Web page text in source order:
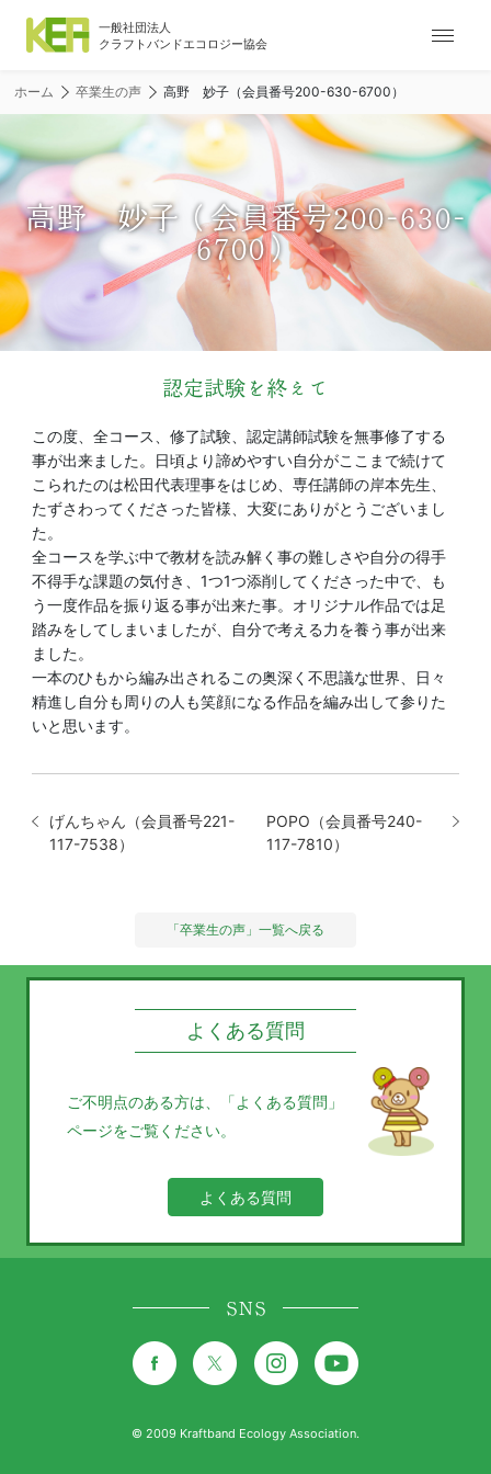
ナ
ー
シ
ョ
ン
メ
ニ
ー
ホーム 卒業生の声 高野 妙子（会員番号200-630-6700）
高野 妙子（会員番号200-630-
6700）
認定試験を終えて
この度、全コース、修了試験、認定講師試験を無事修了する
事が出来ました。日頃より諦めやすい自分がここまで続けて
こられたのは松田代表理事をはじめ、専任講師の岸本先生、
たずさわってくださった皆様、大変にありがとうございまし
た。
全コースを学ぶ中で教材を読み解く事の難しさや自分の得手
不得手な課題の気付き、1つ1つ添削してくださった中で、も
う一度作品を振り返る事が出来た事。オリジナル作品では足
踏みをしてしまいましたが、自分で考える力を養う事が出来
ました。
一本のひもから編み出されるこの奥深く不思議な世界、日々
精進し自分も周りの人も笑顔になる作品を編み出して参りた
いと思います。
げんちゃん（会員番号221-
117-7538）
POPO（会員番号240-
117-7810）
「卒業生の声」一覧へ戻る
よくある質問
ご不明点のある方は、
「よくある質問」
ページをご覧ください。
よくある質問
SNS
© 2009 Kraftband Ecology Association.